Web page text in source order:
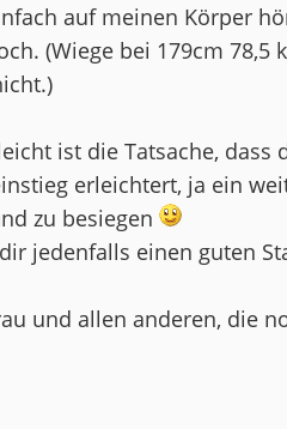
auf meinen Körper
(Wiege bei 179cm 78,5
ist die Tatsache,
erleichtert, ja ein
zu besiegen
jedenfalls einen guten
und allen anderen, die